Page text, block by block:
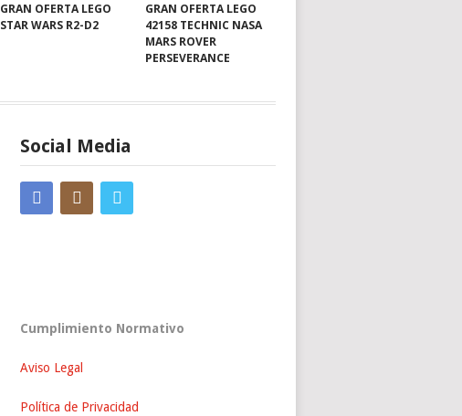
GRAN OFERTA LEGO
STAR WARS R2-D2
GRAN OFERTA LEGO
42158 TECHNIC NASA
MARS ROVER
PERSEVERANCE
Social Media
Cumplimiento Normativo
Aviso Legal
Política de Privacidad